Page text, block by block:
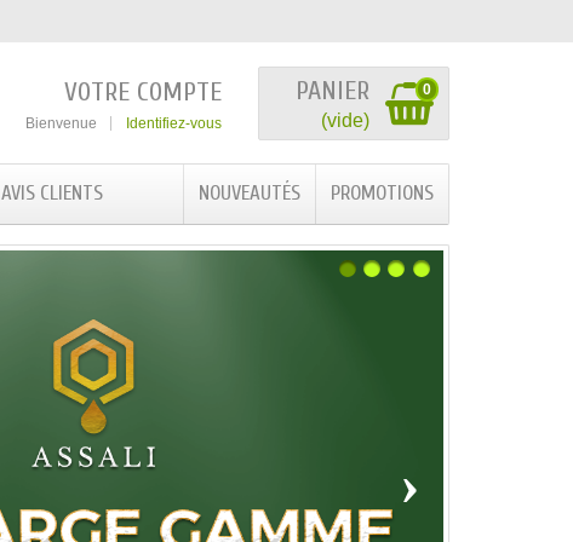
PANIER
(vide)
0
VOTRE COMPTE
Bienvenue Identifiez-vous
PROMOTIONS
NOUVEAUTÉS
AVIS CLIENTS